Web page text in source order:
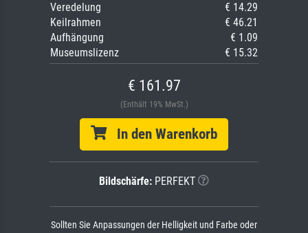
Veredelung
€ 14.29
Keilrahmen
€ 46.21
Aufhängung
€ 1.09
Museumslizenz
€ 15.32
€ 161.97
(Enthält 19% MwSt.)
In den Warenkorb
Bildschärfe: PERFEKT
Sollten Sie Anpassungen der Helligkeit und Farbe oder